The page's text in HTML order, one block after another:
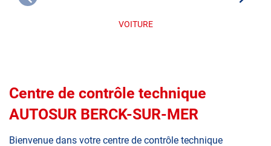
VOITURE
Centre de contrôle technique
AUTOSUR BERCK-SUR-MER
Bienvenue dans votre centre de contrôle technique